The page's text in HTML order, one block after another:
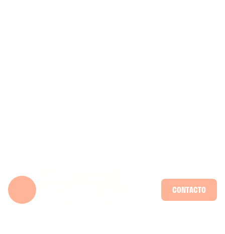
CONTACTO